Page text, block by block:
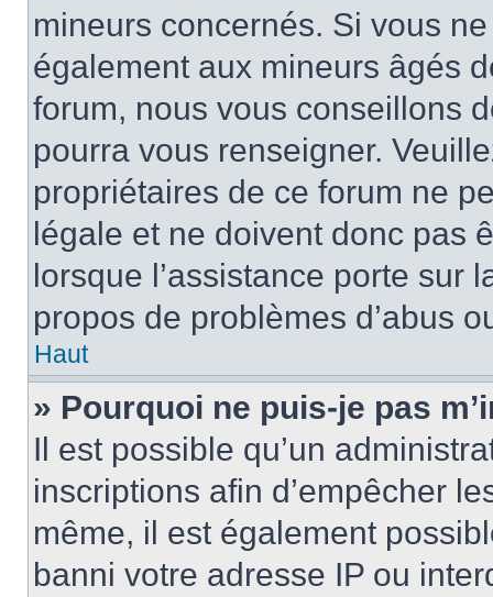
mineurs concernés. Si vous
également aux mineurs âgés
forum, nous vous conseillons
pourra vous renseigner.
propriétaires de ce forum ne
légale et ne doivent donc pas
lorsque l’assistance porte sur
propos de problèmes d’abus
Haut
» Pourquoi ne puis-je pas
Il est possible qu’un
inscriptions afin d’empêcher
même, il est également
banni votre adresse IP ou